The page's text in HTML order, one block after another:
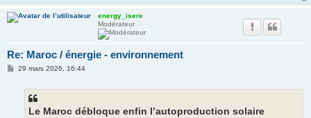
energy_isere
Modérateur
Re: Maroc / énergie - environnement
M29 mars 2026, 16:44
Le Maroc débloque enfin l’autoproduction solaire